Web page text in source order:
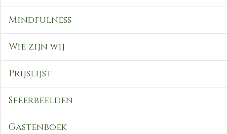
Mindfulness
Wie zijn wij
Prijslijst
Sfeerbeelden
Gastenboek